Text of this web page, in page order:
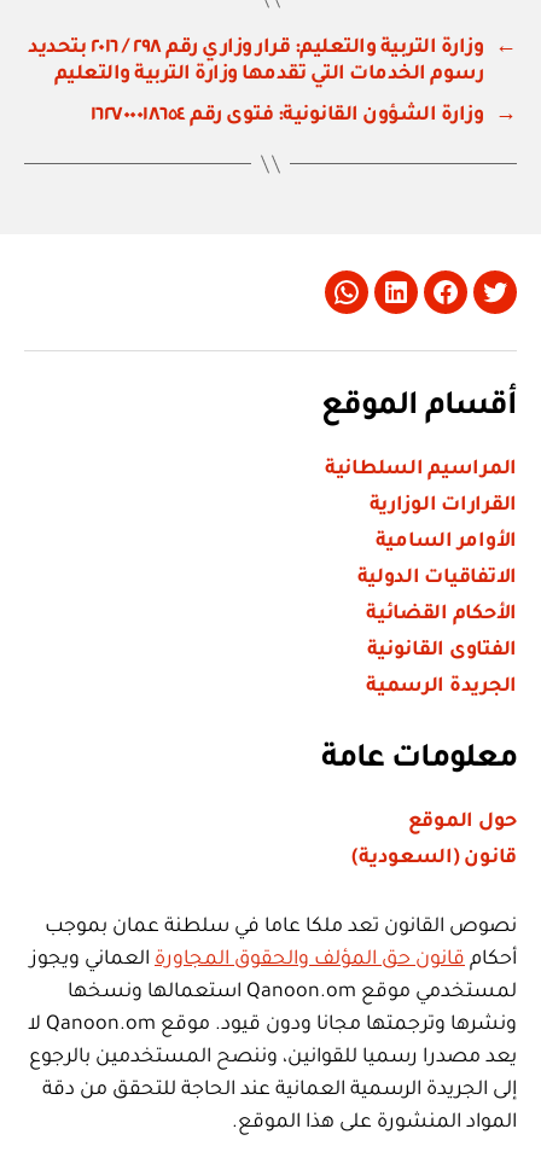
←
وزارة التربية والتعليم: قرار وزاري رقم ٢٩٨ / ٢٠١٦ بتحديد
رسوم الخدمات التي تقدمها وزارة التربية والتعليم
→
وزارة الشؤون القانونية: فتوى رقم ١٦٢٧٠٠٠١٨٦٥٤
Twitter
Facebook
LinkedIn
Whatsapp
أقسام الموقع
المراسيم السلطانية
القرارات الوزارية
الأوامر السامية
الاتفاقيات الدولية
الأحكام القضائية
الفتاوى القانونية
الجريدة الرسمية
معلومات عامة
حول الموقع
قانون (السعودية)
نصوص القانون تعد ملكا عاما في سلطنة عمان بموجب
أحكام قانون حق المؤلف والحقوق المجاورة العماني ويجوز
لمستخدمي موقع Qanoon.om استعمالها ونسخها
ونشرها وترجمتها مجانا ودون قيود. موقع Qanoon.om لا
يعد مصدرا رسميا للقوانين، وننصح المستخدمين بالرجوع
إلى الجريدة الرسمية العمانية عند الحاجة للتحقق من دقة
المواد المنشورة على هذا الموقع.